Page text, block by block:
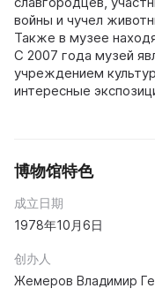
войны и чучел
Также в музее
С 2007 года музей
учреждением
интересные
博物馆特色
成立日期
1978年10月6日
创办人
Жемеров Владимир